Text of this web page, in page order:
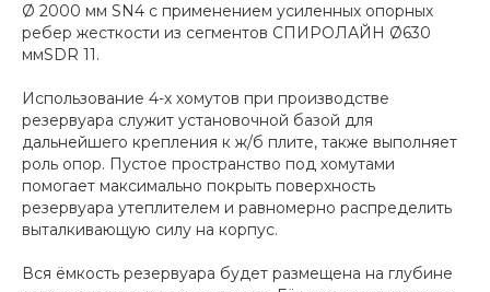
Ø 2000 мм SN4 с применением усиленных опорных
ребер жесткости из сегментов СПИРОЛАЙН Ø630
ммSDR 11.
Использование 4-х хомутов при производстве
резервуара служит установочной базой для
дальнейшего крепления к ж/б плите, также выполняет
роль опор. Пустое пространство под хомутами
помогает максимально покрыть поверхность
резервуара утеплителем и равномерно распределить
выталкивающую силу на корпус.
Вся ёмкость резервуара будет размещена на глубине